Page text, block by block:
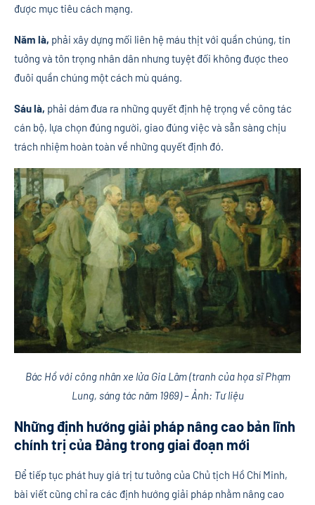
được mục tiêu cách mạng.
Năm là, phải xây dựng mối liên hệ máu thịt với quần chúng, tin
tưởng và tôn trọng nhân dân nhưng tuyệt đối không được theo
đuôi quần chúng một cách mù quáng.
Sáu là, phải dám đưa ra những quyết định hệ trọng về công tác
cán bộ, lựa chọn đúng người, giao đúng việc và sẵn sàng chịu
trách nhiệm hoàn toàn về những quyết định đó.
Bác Hồ với công nhân xe lửa Gia Lâm (tranh của họa sĩ Phạm
Lung, sáng tác năm 1969) – Ảnh: Tư liệu
Những định hướng giải pháp nâng cao bản lĩnh
chính trị của Đảng trong giai đoạn mới
Để tiếp tục phát huy giá trị tư tưởng của Chủ tịch Hồ Chí Minh,
bài viết cũng chỉ ra các định hướng giải pháp nhằm nâng cao